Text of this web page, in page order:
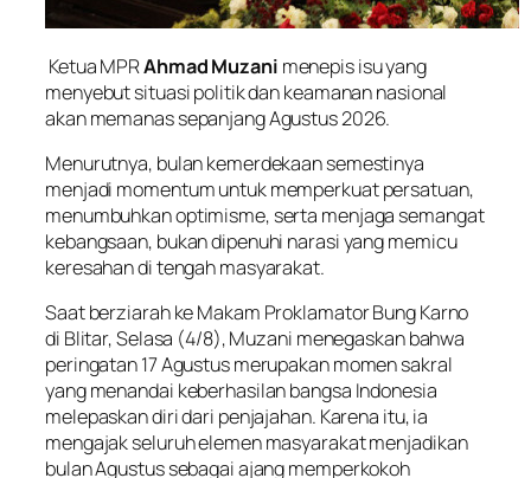
Ketua MPRAhmad Muzani menepis isu yang
menyebut situasi politik dan keamanan nasional
akan memanas sepanjang Agustus 2026.
Menurutnya, bulan kemerdekaan semestinya
menjadi momentum untuk memperkuat persatuan,
menumbuhkan optimisme, serta menjaga semangat
kebangsaan, bukan dipenuhi narasi yang memicu
keresahan di tengah masyarakat.
Saat berziarah ke Makam Proklamator Bung Karno
di Blitar, Selasa (4/8), Muzani menegaskan bahwa
peringatan 17 Agustus merupakan momen sakral
yang menandai keberhasilan bangsa Indonesia
melepaskan diri dari penjajahan. Karena itu, ia
mengajak seluruh elemen masyarakat menjadikan
bulan Agustus sebagai ajang memperkokoh